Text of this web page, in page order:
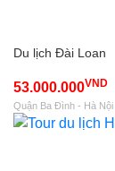
Du lịch Đài Loan
53.000.000VND
Quận Ba Đình - Hà Nội